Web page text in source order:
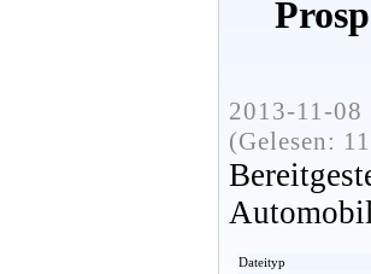
2013-11-
(Gelesen:
Dateityp